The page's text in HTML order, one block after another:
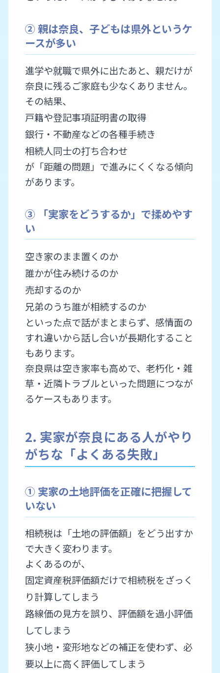
② 親は奈良、子どもは県外というケ
ースが多い
進学や就職で県外に出たあと、親だけが
奈良に残るご家庭も少なくありません。
その結果、
戸籍や登記事項証明書の取得
銀行・不動産などの各種手続き
相続人同士の打ち合わせ
が「距離の問題」で進みにくくなる傾向
があります。
③ 「実家をどうするか」で揉めやす
い
空き家のまま置くのか
誰かが住み続けるのか
売却するのか
兄弟のうち誰が相続するのか
といった点で話がまとまらず、感情面の
すれ違いから話し合いが長期化すること
もあります。
奈良県は空き家率も高めで、老朽化・雑
草・近隣トラブルといった問題につなが
るケースもあります。
2. 実家が奈良にある人がやり
がちな「よくある失敗」
① 実家の土地評価を正確に把握して
いない
相続税は「土地の評価額」をどう出すか
で大きく変わります。
よくあるのが、
固定資産税評価額だけで相続税をざっく
り計算してしまう
路線価の見方を誤り、評価額を過小評価
してしまう
狭小地・変形地などの補正を使わず、必
要以上に高く評価してしまう